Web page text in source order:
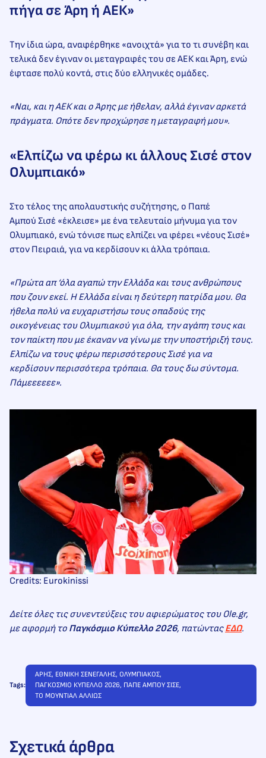
πήγα σε Άρη ή ΑΕΚ»
Την ίδια ώρα, αναφέρθηκε «ανοιχτά» για το τι συνέβη και
τελικά δεν έγιναν οι μεταγραφές του σε ΑΕΚ και Άρη, ενώ
έφτασε πολύ κοντά, στις δύο ελληνικές ομάδες.
«Ναι, και η ΑΕΚ και ο Άρης με ήθελαν, αλλά έγιναν αρκετά
πράγματα. Οπότε δεν προχώρησε η μεταγραφή μου».
«Ελπίζω να φέρω κι άλλους Σισέ στον
Ολυμπιακό»
Στο τέλος της απολαυστικής συζήτησης, ο Παπέ
Αμπού Σισέ «έκλεισε» με ένα τελευταίο μήνυμα για τον
Ολυμπιακό, ενώ τόνισε πως ελπίζει να φέρει «νέους Σισέ»
στον Πειραιά, για να κερδίσουν κι άλλα τρόπαια.
«Πρώτα απ ‘όλα αγαπώ την Ελλάδα και τους ανθρώπους
που ζουν εκεί. H Ελλάδα είναι η δεύτερη πατρίδα μου. Θα
ήθελα πολύ να ευχαριστήσω τους οπαδούς της
οικογένειας του Ολυμπιακού για όλα, την αγάπη τους και
τον παίκτη που με έκαναν να γίνω με την υποστήριξή τους.
Ελπίζω να τους φέρω περισσότερους Σισέ για να
κερδίσουν περισσότερα τρόπαια. Θα τους δω σύντομα.
Πάμεεεεεε».
Credits: Eurokinissi
Δείτε όλες τις συνεντεύξεις του αφιερώματος του Ole.gr,
με αφορμή το Παγκόσμιο Κύπελλο 2026, πατώνταςΕΔΩ.
Tags:
ΑΡΗΣ, ΕΘΝΙΚΗ ΣΕΝΕΓΑΛΗΣ, ΟΛΥΜΠΙΑΚΟΣ
ΠΑΓΚΟΣΜΙΟ ΚΥΠΕΛΛΟ 2026, ΠΑΠΕ ΑΜΠΟΥ ΣΙΣΕ
ΤΟ ΜΟΥΝΤΙΑΛ ΑΛΛΙΩΣ
Σχετικά άρθρα